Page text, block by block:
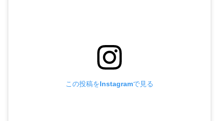
この投稿をInstagramで見る